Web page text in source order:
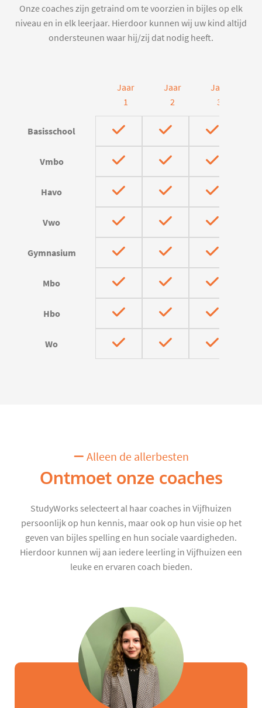
Onze coaches zijn getraind om te voorzien in bijles op elk
niveau en in elk leerjaar. Hierdoor kunnen wij uw kind altijd
ondersteunen waar hij/zij dat nodig heeft.
Jaar
1
Jaar
2
Jaar
3
Basisschool
Vmbo
Havo
Vwo
Gymnasium
Mbo
Hbo
Wo
Alleen de allerbesten
Ontmoet onze coaches
StudyWorks selecteert al haar coaches in Vijfhuizen
persoonlijk op hun kennis, maar ook op hun visie op het
geven van bijles spelling en hun sociale vaardigheden.
Hierdoor kunnen wij aan iedere leerling in Vijfhuizen een
leuke en ervaren coach bieden.